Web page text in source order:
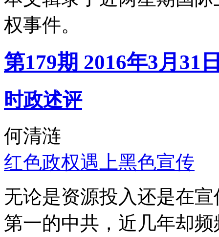
权事件。
第179期 2016年3月31
时政述评
何清涟
红色政权遇上黑色宣传
无论是资源投入还是在
第一的中共，近几年却